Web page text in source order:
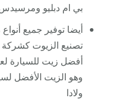
بي ام دبليو ومرسيدس
أيضا توفير جميع
وهو الزيت الأفضل
ولادا